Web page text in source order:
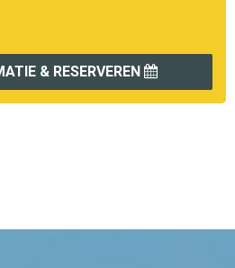
& RESERVEREN